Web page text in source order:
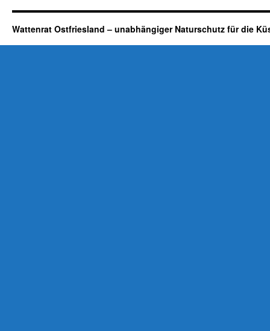
Wattenrat Ostfriesland – unabhängiger Naturschutz für die